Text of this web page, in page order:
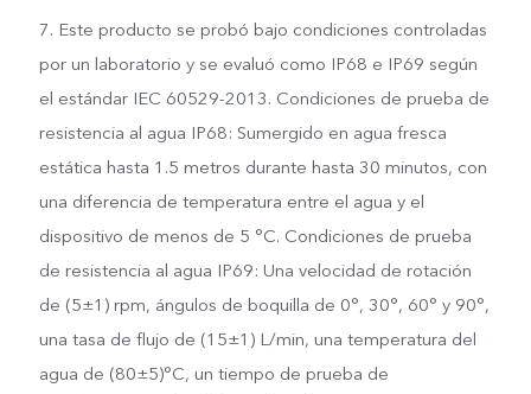
7. Este producto se probó bajo condiciones controladas
por un laboratorio y se evaluó como IP68 e IP69 según
el estándar IEC 60529-2013. Condiciones de prueba de
resistencia al agua IP68: Sumergido en agua fresca
estática hasta 1.5 metros durante hasta 30 minutos, con
una diferencia de temperatura entre el agua y el
dispositivo de menos de 5 °C. Condiciones de prueba
de resistencia al agua IP69: Una velocidad de rotación
de (5±1) rpm, ángulos de boquilla de 0°, 30°, 60° y 90°,
una tasa de flujo de (15±1) L/min, una temperatura del
agua de (80±5)°C, un tiempo de prueba de